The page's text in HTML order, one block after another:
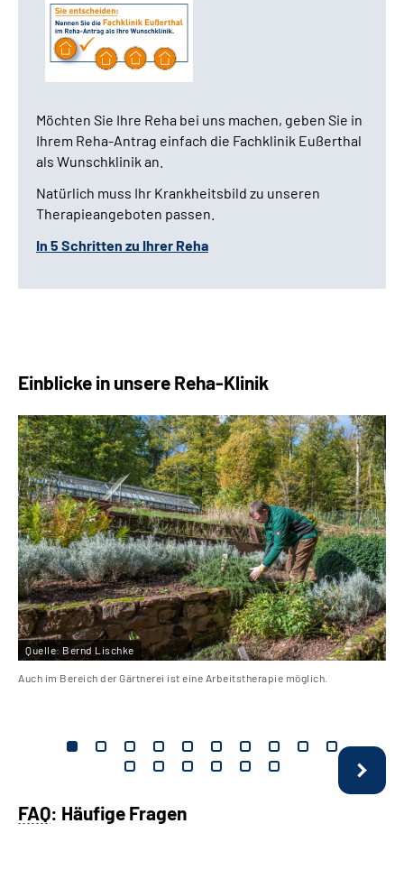
Möchten Sie Ihre Reha bei uns machen, geben Sie in
Ihrem Reha-Antrag einfach die Fachklinik Eußerthal
als Wunschklinik an.
Natürlich muss Ihr Krankheitsbild zu unseren
Therapieangeboten passen.
In 5 Schritten zu Ihrer Reha
Einblicke in unsere Reha-Klinik
Quelle: Bernd Lischke
Auch im Bereich der Gärtnerei ist eine Arbeitstherapie möglich.
FAQ: Häufige Fragen